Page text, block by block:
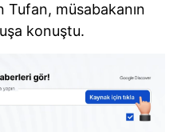
Tufan, müsabakanın
konuştu.